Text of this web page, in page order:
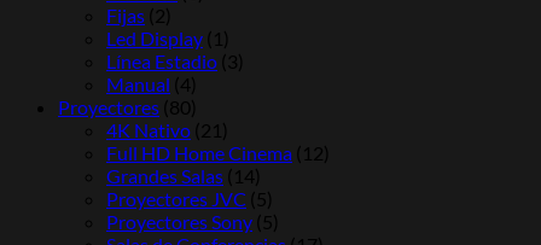
Fijas (2)
Led Display (1)
Línea Estadio (3)
Manual (4)
Proyectores (80)
4K Nativo (21)
Full HD Home Cinema (12)
Grandes Salas (14)
Proyectores JVC (5)
Proyectores Sony (5)